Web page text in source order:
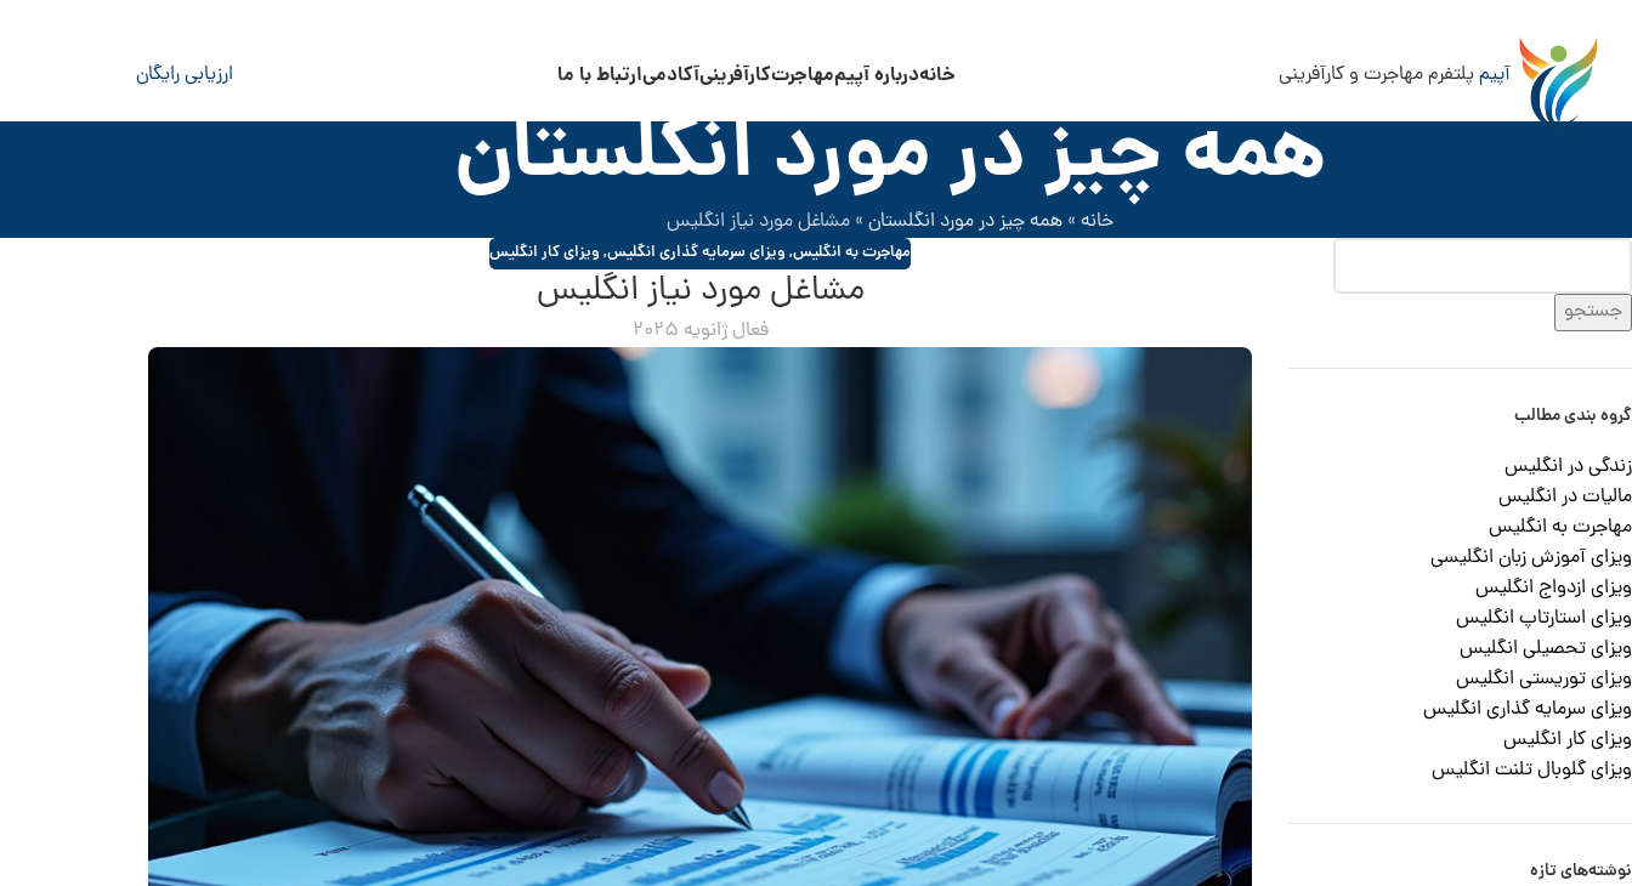
آپیمپلتفرم مهاجرت و کارآفرینی خانهدرباره آپیممهاجرتکارآفرینیآکادمیارتباط با ما ارزیابی رایگان
همه چیز در مورد انگلستان
خانه » همه چیز در مورد انگلستان » مشاغل مورد نیاز انگلیس
جستجو
گروه بندی مطالب
زندگی در انگلیس
مالیات در انگلیس
مهاجرت به انگلیس
ویزای آموزش زبان انگلیسی
ویزای ازدواج انگلیس
ویزای استارتاپ انگلیس
ویزای تحصیلی انگلیس
ویزای توریستی انگلیس
ویزای سرمایه گذاری انگلیس
ویزای کار انگلیس
ویزای گلوبال تلنت انگلیس
نوشته‌های تازه
مهاجرت به انگلیس, ویزای سرمایه گذاری انگلیس, ویزای کار انگلیس
مشاغل مورد نیاز انگلیس
فعال ژانویه 2025